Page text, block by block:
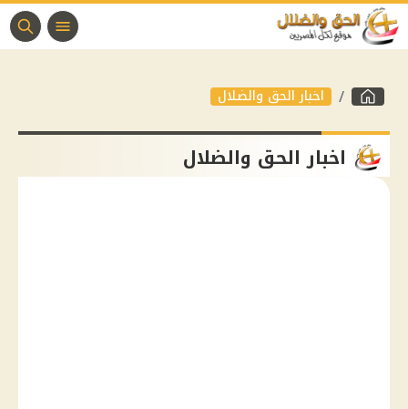
اخبار الحق والضلال
اخبار الحق والضلال